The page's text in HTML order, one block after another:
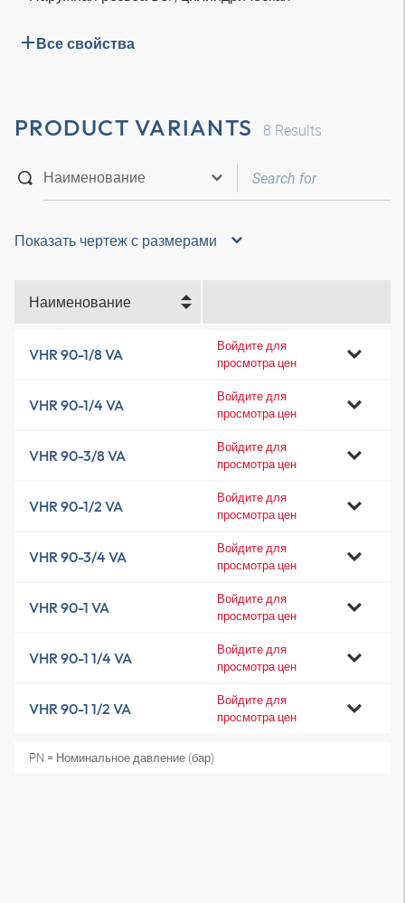
Все свойства
PRODUCT VARIANTS 8 Results
Показать чертеж с размерами
Наименование
VHR 90-1/8 VA
Войдите для
просмотра цен
VHR 90-1/4 VA
Войдите для
просмотра цен
VHR 90-3/8 VA
Войдите для
просмотра цен
VHR 90-1/2 VA
Войдите для
просмотра цен
VHR 90-3/4 VA
Войдите для
просмотра цен
VHR 90-1 VA
Войдите для
просмотра цен
VHR 90-1 1/4 VA
Войдите для
просмотра цен
VHR 90-1 1/2 VA
Войдите для
просмотра цен
PN = Номинальное давление (бар)